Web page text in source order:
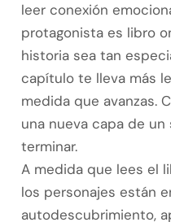
leer conexión
protagonista es libro
historia sea tan
capítulo te lleva más
medida que avanzas.
una nueva capa de
terminar.
A medida que lees el
los personajes están
autodescubrimiento,